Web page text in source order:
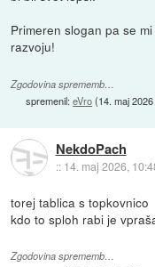
Primeren slogan pa se
razvoju!
Zgodovina sprememb…
spremenil:eVro(14. maj
NekdoPach
:: 14. maj 2026,
torej tablica s topkovnico
kdo to sploh rabi je
Zgodovina sprememb…